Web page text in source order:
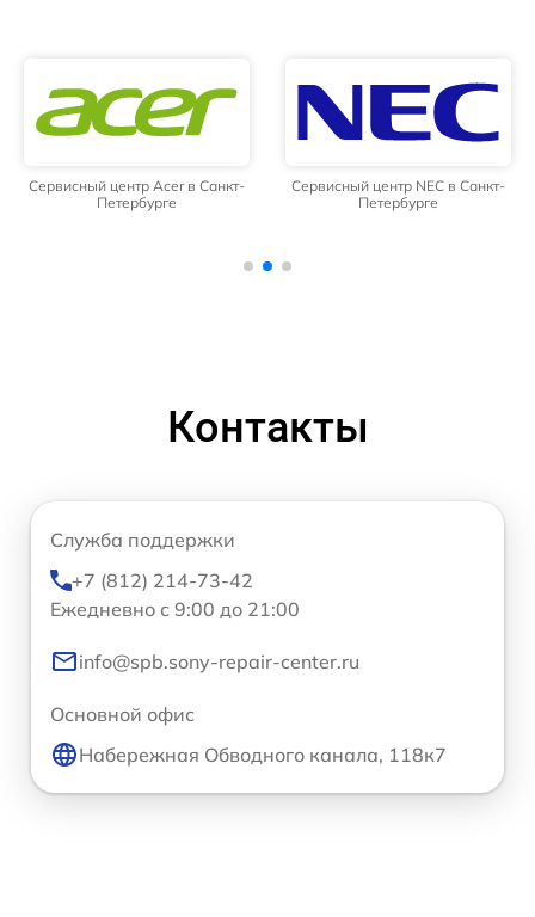
Сервисный центр Acer в Санкт-
Петербурге
Сервисный центр NEC в Санкт-
Петербурге
Контакты
Служба поддержки
+7 (812) 214-73-42
Ежедневно с 9:00 до 21:00
info@spb.sony-repair-center.ru
Основной офис
Набережная Обводного канала, 118к7